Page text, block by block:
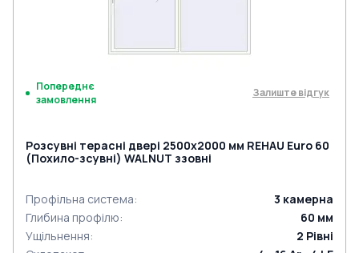
Попереднє
замовлення
Залиште відгук
Розсувні терасні двері 2500x2000 мм REHAU Euro 60
(Похило-зсувні) WALNUT ззовні
Профільна система: 3 камерна
Глибина профілю: 60 мм
Ущільнення: 2 Рівні